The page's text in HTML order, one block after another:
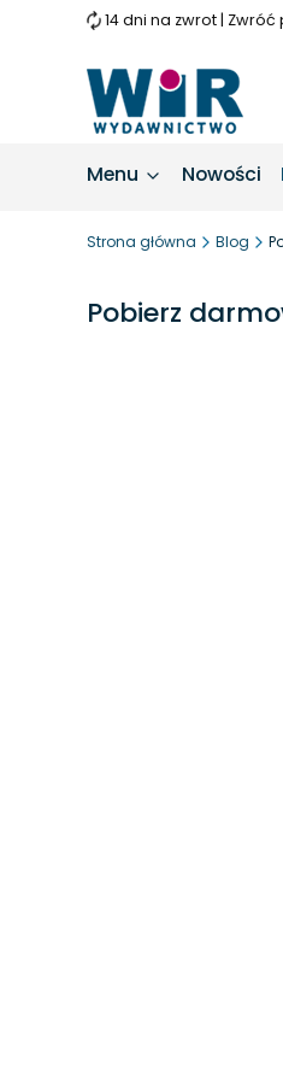
14 dni na zwrot |
Menu Nowości
Strona główna Blog
Pobierz